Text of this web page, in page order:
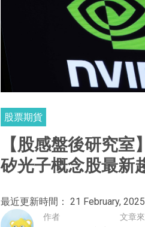
股票期貨
【股感盤後研究
矽光子概念股最新
最近更新時間： 21 February, 2025
作者 文章